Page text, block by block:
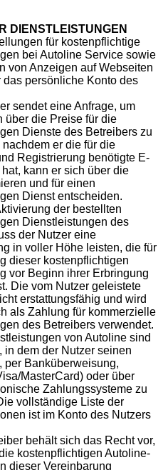
DIENSTLEISTUNGEN
für kostenpflichtige
bei Autoline Service sowie
von Anzeigen auf Webseiten
das persönliche Konto des
sendet eine Anfrage, um
über die Preise für die
Dienste des Betreibers zu
er die für die
Registrierung benötigte E-
kann er sich über die
und für einen
Dienst entscheiden.
der bestellten
Dienstleistungen des
der Nutzer eine
in voller Höhe leisten, die für
dieser kostenpflichtigen
vor Beginn ihrer Erbringung
Die vom Nutzer geleistete
erstattungsfähig und wird
als Zahlung für kommerzielle
des Betreibers verwendet.
von Autoline sind
in dem der Nutzer seinen
per Banküberweisung,
MasterCard) oder über
Zahlungssysteme zu
vollständige Liste der
ist im Konto des Nutzers
behält sich das Recht vor,
kostenpflichtigen Autoline-
dieser Vereinbarung